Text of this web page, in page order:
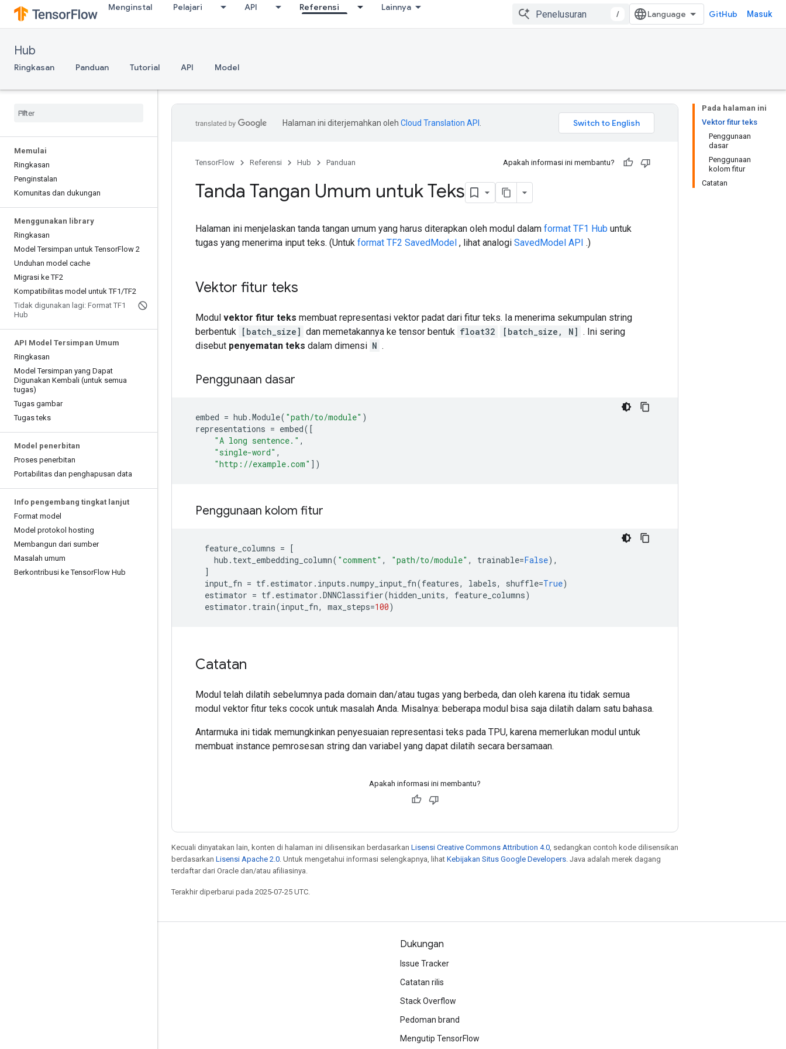
Menginstal Pelajari API Referensi Lainnya
/ GitHub Masuk
Hub
Ringkasan Panduan Tutorial API Model
Memulai
Ringkasan
Penginstalan
Komunitas dan dukungan
Menggunakan library
Ringkasan
Model Tersimpan untuk TensorFlow 2
Unduhan model cache
Migrasi ke TF2
Kompatibilitas model untuk TF1/TF2
Tidak digunakan lagi: Format TF1
Hub
API Model Tersimpan Umum
Ringkasan
Model Tersimpan yang Dapat
Digunakan Kembali (untuk semua
tugas)
Tugas gambar
Tugas teks
Model penerbitan
Proses penerbitan
Portabilitas dan penghapusan data
Info pengembang tingkat lanjut
Format model
Model protokol hosting
Membangun dari sumber
Masalah umum
Berkontribusi ke TensorFlow Hub
Pada halaman ini
Vektor fitur teks
Penggunaan
dasar
Penggunaan
kolom fitur
Catatan
Halaman ini diterjemahkan oleh Cloud Translation API
TensorFlow Referensi Hub Panduan Apakah informasi ini membantu?
Tanda Tangan Umum untuk Teks
Halaman ini menjelaskan tanda tangan umum yang harus diterapkan oleh modul dalam format TF1 Hub untuk
tugas yang menerima input teks. (Untuk format TF2 SavedModel , lihat analogi SavedModel API .)
Vektor fitur teks
Modul vektor fitur teks membuat representasi vektor padat dari fitur teks. Ia menerima sekumpulan string
berbentuk [batch_size] dan memetakannya ke tensor bentuk float32 [batch_size, N] . Ini sering
disebut penyematan teks dalam dimensi N .
Penggunaan dasar
embed = hub .Module( "path/to/module" )
representations = embed([
"A long sentence." ,
"single-word" ,
"http://example.com" ])
Penggunaan kolom fitur
feature_columns = [
hub . text_embedding_column( "comment" , "path/to/module" , trainable=False),
]
input_fn = tf. estimator . inputs .numpy_input_fn(features, labels, shuffle=True)
estimator = tf. estimator .DNNClassifier(hidden_units, feature_columns)
estimator . train(input_fn, max_steps=100)
Catatan
Modul telah dilatih sebelumnya pada domain dan/atau tugas yang berbeda, dan oleh karena itu tidak semua
modul vektor fitur teks cocok untuk masalah Anda. Misalnya: beberapa modul bisa saja dilatih dalam satu bahasa.
Antarmuka ini tidak memungkinkan penyesuaian representasi teks pada TPU, karena memerlukan modul untuk
membuat instance pemrosesan string dan variabel yang dapat dilatih secara bersamaan.
Apakah informasi ini membantu?
Kecuali dinyatakan lain, konten di halaman ini dilisensikan berdasarkan Lisensi Creative Commons Attribution 4.0 , sedangkan contoh kode dilisensikan
berdasarkan Lisensi Apache 2.0 . Untuk mengetahui informasi selengkapnya, lihat Kebijakan Situs Google Developers . Java adalah merek dagang
terdaftar dari Oracle dan/atau afiliasinya.
Terakhir diperbarui pada 2025-07-25 UTC.
Dukungan
Issue Tracker
Catatan rilis
Stack Overflow
Pedoman brand
Mengutip TensorFlow